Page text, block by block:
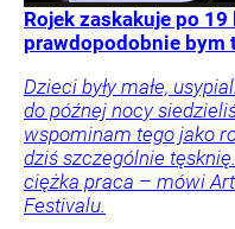
Rojek zaskakuje po
prawdopodobnie bym
Dzieci były małe,
do późnej nocy
wspominam tego jako
dziś szczególnie
ciężka praca – mówi
Festivalu.